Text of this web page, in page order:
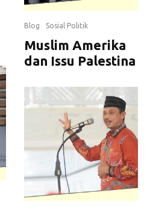
Blog Sosial Politik
Muslim Amerika
dan Issu Palestina